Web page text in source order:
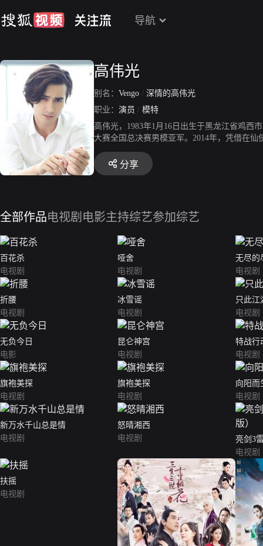
导航
高伟光
别名： Vengo / 深情的高伟光
职业： 演员 / 模特
高伟光，1983年1月16日出生于黑龙江省鸡西
大赛全国总决赛男模亚军。2014年，凭借在
帝君而为人熟知。2019年，凭借在悬疑剧《
020年，凭借主演神话剧《三生三世枕上书》
剧演员奖和第29届华鼎奖中国古装题材电视
年度盛典”，表演XR歌舞秀《这十年·幸福中国
分享
全部作品电视剧 电影主持综艺参加综艺
百花杀
电视剧
哑舍
电视剧
无尽的
电视剧
折腰
电视剧
冰雪谣
电视剧
只此江
电视剧
无负今日
电影
昆仑神宫
电视剧
特战行
电视剧
旗袍美探
电视剧
旗袍美探
电视剧
向阳而
电视剧
新万水千山总是情
电视剧
怒晴湘西
电视剧
亮剑3
电视剧
扶摇
电视剧